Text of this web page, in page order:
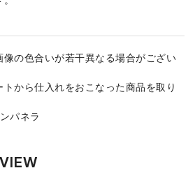
の色合いが若干異なる場合がござい
から仕入れをおこなった商品を取り
パネラ